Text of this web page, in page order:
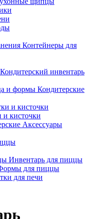
Контейнеры для
Кондитерский инвентарь
Кондитерские
и кисточки
Аксессуары
Инвентарь для пиццы
для пиццы
для печи